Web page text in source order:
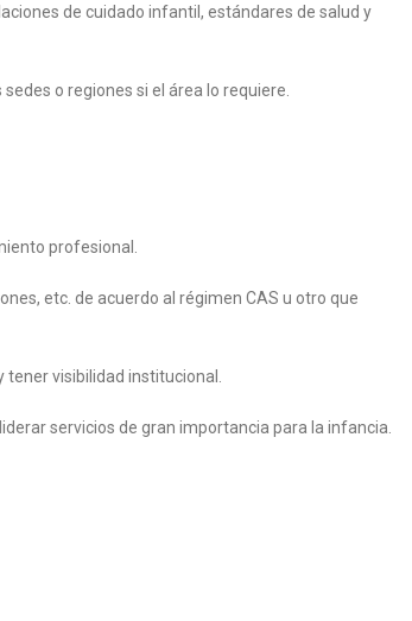
de cuidado infantil, estándares de salud y
o regiones si el área lo requiere.
profesional.
etc. de acuerdo al régimen CAS u otro que
visibilidad institucional.
servicios de gran importancia para la infancia.